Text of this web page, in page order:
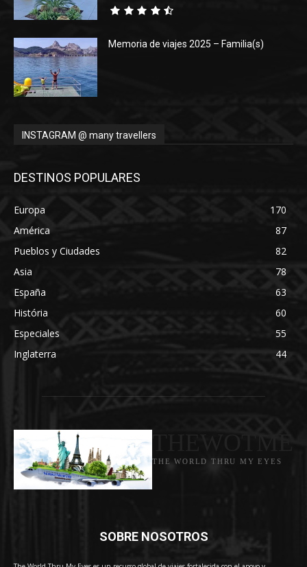
Memoria de viajes 2025 – Familia(s)
INSTAGRAM @ many travellers
DESTINOS POPULARES
Europa
170
América
87
Pueblos y Ciudades
82
Asia
78
España
63
História
60
Especiales
55
Inglaterra
44
THE WORLD THRU MY EYES
SOBRE NOSOTROS